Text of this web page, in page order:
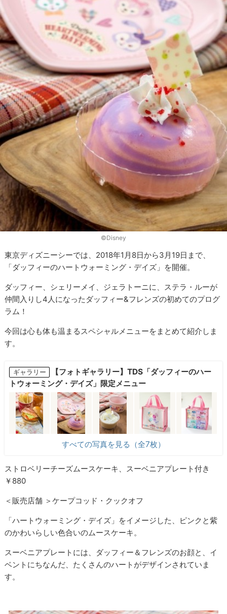
©Disney
東京ディズニーシーでは、2018年1月8日から3月19日まで、
「ダッフィーのハートウォーミング・デイズ」を開催。
ダッフィー、シェリーメイ、ジェラトーニに、ステラ・ルーが
仲間入りし4人になったダッフィー&フレンズの初めてのプログ
ラム！
今回は心も体も温まるスペシャルメニューをまとめて紹介しま
す。
ギャラリー
【フォトギャラリー】TDS「ダッフィーのハー
トウォーミング・デイズ」限定メニュー
すべての写真を見る（全7枚）
ストロベリーチーズムースケーキ、スーベニアプレート付き
￥880
＜販売店舗 ＞ケープコッド・クックオフ
「ハートウォーミング・デイズ」をイメージした、ピンクと紫
のかわいらしい色合いのムースケーキ。
スーベニアプレートには、ダッフィー＆フレンズのお顔と、イ
ベントにちなんだ、たくさんのハートがデザインされていま
す。